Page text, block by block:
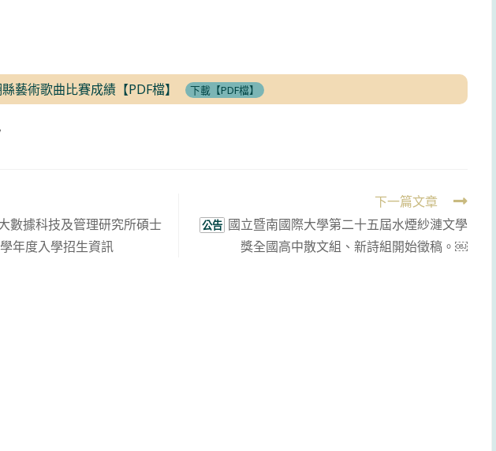
藝術歌曲比賽成績【PDF檔】 下載【PDF檔】
數據科技及管理研究所碩士
年度入學招生資訊
下一篇文章
公告 國立暨南國際大學第二十五屆水煙紗漣文學
獎全國高中散文組、新詩組開始徵稿。￼